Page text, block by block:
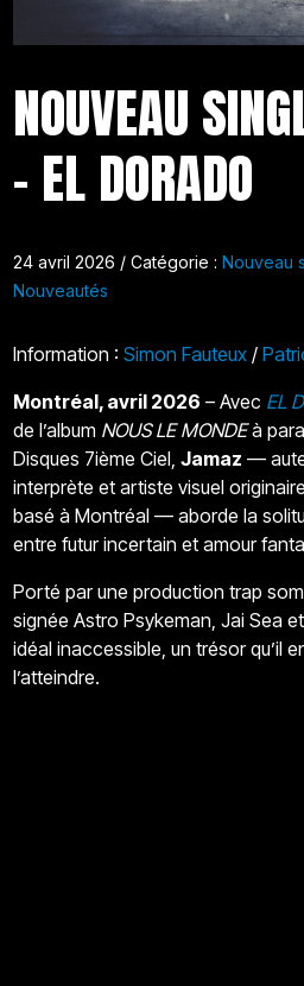
NOUVEAU
– EL DORADO
24 avril 2026 / Catégorie :Nouveau
Nouveautés
Information :Simon Fauteux /
Montréal, avril 2026 – Avec EL
de l’album NOUS LE MONDEà
Disques 7ième Ciel,Jamaz —
interprète et artiste visuel
basé à Montréal — aborde la
entre futur incertain et amour
Porté par une production trap
signée Astro Psykeman, Jai Sea
idéal inaccessible, un trésor qu’il
l’atteindre.